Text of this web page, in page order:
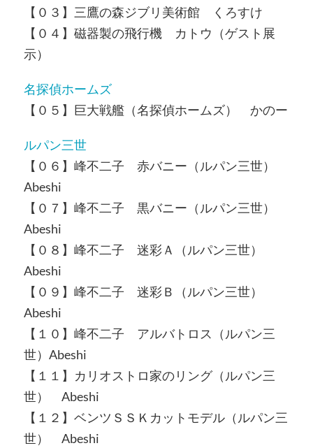
【０３】三鷹の森ジブリ美術館 くろすけ
【０４】磁器製の飛行機 カトウ（ゲスト展
示）
名探偵ホームズ
【０５】巨大戦艦（名探偵ホームズ） かのー
ルパン三世
【０６】峰不二子 赤バニー（ルパン三世）
Abeshi
【０７】峰不二子 黒バニー（ルパン三世）
Abeshi
【０８】峰不二子 迷彩Ａ（ルパン三世）
Abeshi
【０９】峰不二子 迷彩Ｂ（ルパン三世）
Abeshi
【１０】峰不二子 アルバトロス（ルパン三
世）Abeshi
【１１】カリオストロ家のリング（ルパン三
世） Abeshi
【１２】ベンツＳＳＫカットモデル（ルパン三
世） Abeshi